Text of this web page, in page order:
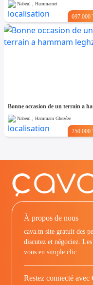
Nabeul , Hammamet
697.000
Nabeul , Hammam Ghezèze
250.000
À propos de nous
cava.tn site gratuit des
discutez et négociez.
vous en simple clic.
Restez connecté avec